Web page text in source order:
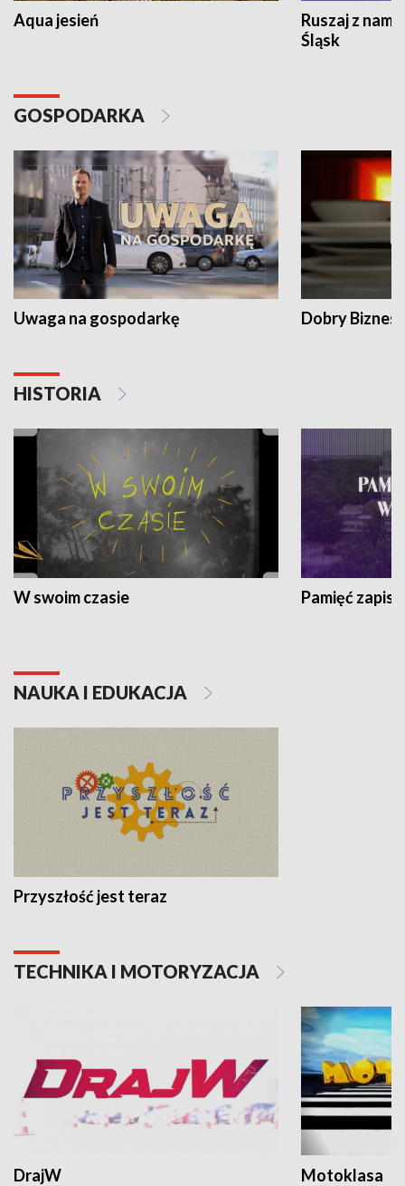
Aqua jesień
Ruszaj z
Śląsk
GOSPODARKA
Uwaga na gospodarkę Dobry Biznes
HISTORIA
W swoim czasie Pamięć
NAUKA I EDUKACJA
Przyszłość jest teraz
TECHNIKA I MOTORYZACJA
DrajW Motoklasa